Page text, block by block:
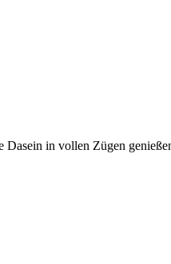
in vollen Zügen